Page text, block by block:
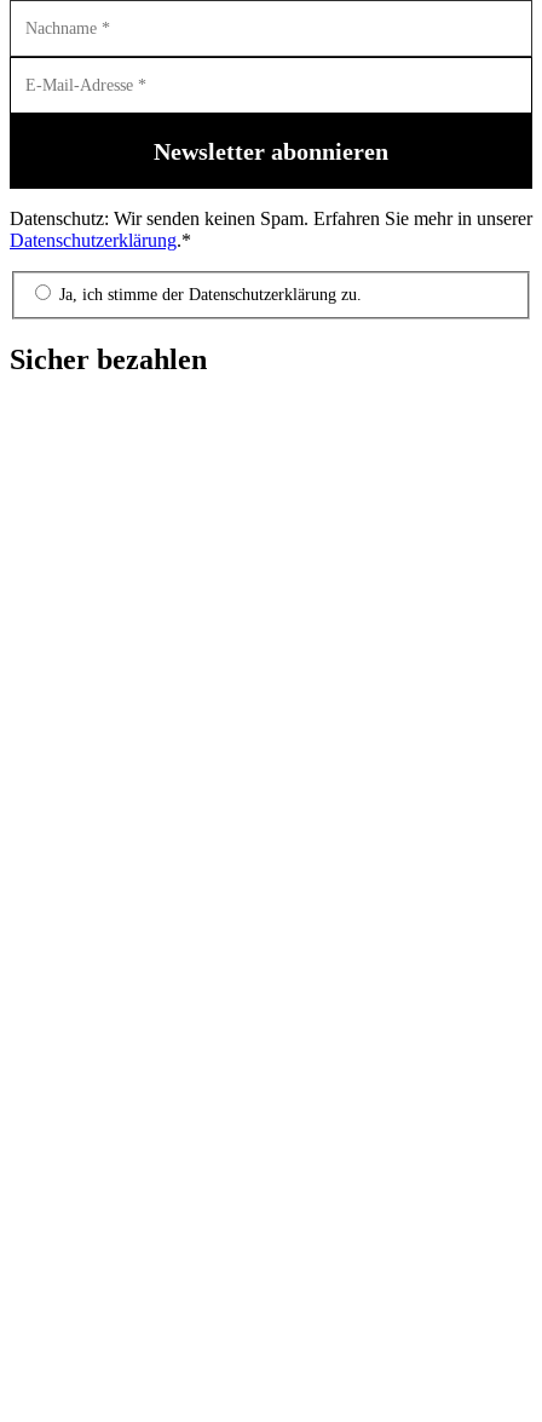
Datenschutz: Wir senden keinen Spam. Erfahren Sie mehr in unserer
Datenschutzerklärung.*
Ja, ich stimme der Datenschutzerklärung zu.
Sicher bezahlen